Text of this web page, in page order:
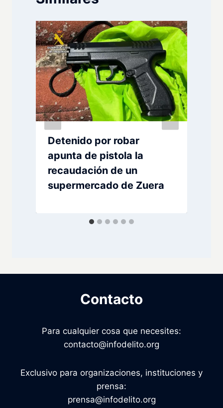
Detenido por robar
apunta de pistola la
recaudación de un
supermercado de Zuera
Contacto
Para cualquier cosa que necesites:
contacto@infodelito.org
Exclusivo para organizaciones, instituciones y
prensa:
prensa@infodelito.org